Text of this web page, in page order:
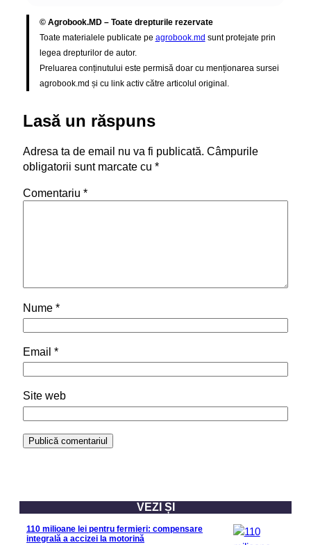
© Agrobook.MD – Toate drepturile rezervate
Toate materialele publicate pe agrobook.md sunt protejate prin
legea drepturilor de autor.
Preluarea conținutului este permisă doar cu menționarea sursei
agrobook.md și cu link activ către articolul original.
Lasă un răspuns
Adresa ta de email nu va fi publicată. Câmpurile
obligatorii sunt marcate cu *
Comentariu *
Nume *
Email *
Site web
VEZI ȘI
110 milioane lei pentru fermieri: compensare
integrală a accizei la motorină